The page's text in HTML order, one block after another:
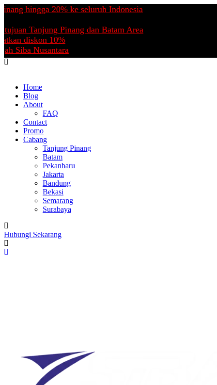
hingga 20% ke seluruh Indonesia
Tanjung Pinang dan Batam Area
diskon 10%
Nusantara
Home
Blog
About
FAQ
Contact
Promo
Cabang
Tanjung Pinang
Batam
Pekanbaru
Jakarta
Bandung
Bekasi
Semarang
Surabaya
Hubungi Sekarang